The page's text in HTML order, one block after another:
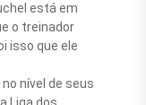
está em
o treinador
isso que ele
nível de seus